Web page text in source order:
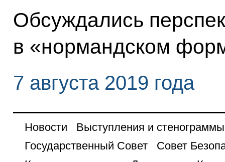
Обсуждались
в «нормандском
7 августа 2019 года
Новости
Выступления и стенограммы
Государственный Совет
Совет